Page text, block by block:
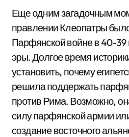
Еще одним загадочным
правлении Клеопатры
Парфянской войне в 40-39
эры. Долгое время
установить, почему
решила поддержать
против Рима. Возможно,
силу парфянской армии
создание восточного